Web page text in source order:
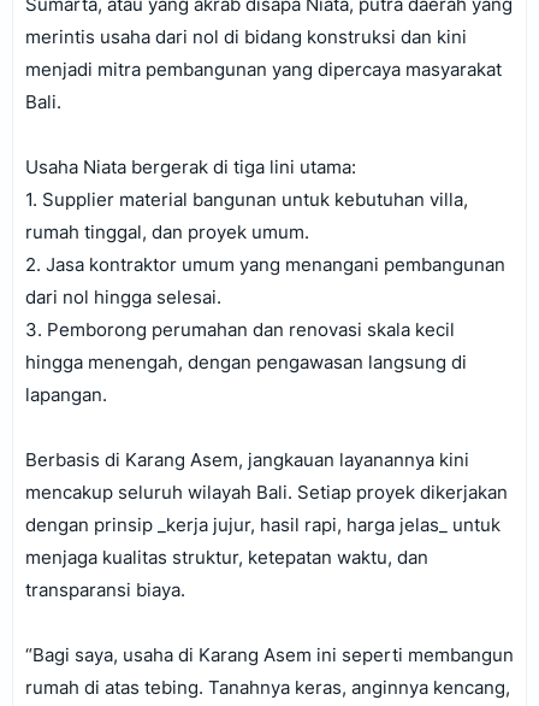
merintis usaha dari nol di bidang konstruksi dan kini
menjadi mitra pembangunan yang dipercaya masyarakat
Bali.
Usaha Niata bergerak di tiga lini utama:
1. Supplier material bangunan untuk kebutuhan villa,
rumah tinggal, dan proyek umum.
2. Jasa kontraktor umum yang menangani pembangunan
dari nol hingga selesai.
3. Pemborong perumahan dan renovasi skala kecil
hingga menengah, dengan pengawasan langsung di
lapangan.
Berbasis di Karang Asem, jangkauan layanannya kini
mencakup seluruh wilayah Bali. Setiap proyek dikerjakan
dengan prinsip _kerja jujur, hasil rapi, harga jelas_ untuk
menjaga kualitas struktur, ketepatan waktu, dan
transparansi biaya.
“Bagi saya, usaha di Karang Asem ini seperti membangun
rumah di atas tebing. Tanahnya keras, anginnya kencang,